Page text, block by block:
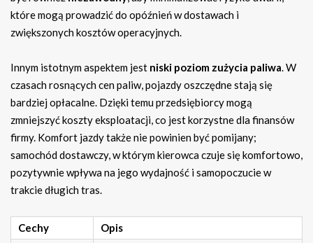
które mogą prowadzić do opóźnień w dostawach i
zwiększonych kosztów operacyjnych.
Innym istotnym aspektem jest niski poziom zużycia paliwa. W
czasach rosnących cen paliw, pojazdy oszczędne stają się
bardziej opłacalne. Dzięki temu przedsiębiorcy mogą
zmniejszyć koszty eksploatacji, co jest korzystne dla finansów
firmy. Komfort jazdy także nie powinien być pomijany;
samochód dostawczy, w którym kierowca czuje się komfortowo,
pozytywnie wpływa na jego wydajność i samopoczucie w
trakcie długich tras.
Cechy Opis